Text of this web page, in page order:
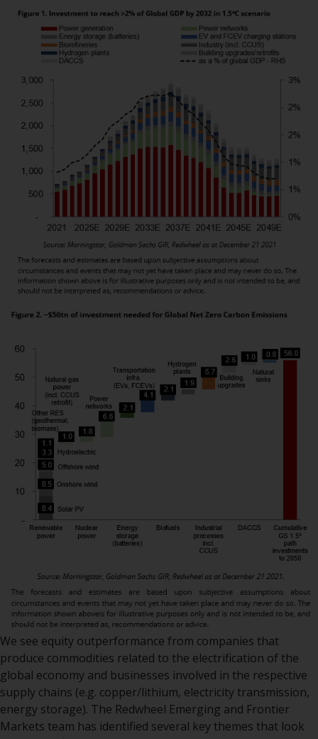
Zugang unterliegt lokalen
Beschränkungen
Obwohl Sie ein Land ausgewählt
haben, richtet sich diese Website
nicht an eine bestimmte
Gerichtsbarkeit und Sie betreten
eine globale Website. Auf dieser
Website erwähnte Produkte oder
gesetzlichen und behördlichen
Anforderungen und sind
möglicherweise nicht in allen
Gerichtsbarkeiten verfügbar. Auf
dieser Website erwähnte
werden auf der Grundlage
relevanten Gerichtsbarkeiten
gemäß den Europäischen
Richtlinien zur Koordinierung von
Gesetzen, Vorschriften und
Verwaltungsvorschriften in Bezug
auf Organismen für gemeinsame
Anlagen in Wertpapieren
(UCITS/OGAW) (Richtlinie
2009/65/EG ) und die Richtlinie
über die Verwalter alternativer
Investmentfonds (Richtlinie
2011/61/EU) sowie die
diese Regelungen in britisches
Recht umgesetzt und dann beim
Austritt des Vereinigten
Königreichs aus der Europäischen
Union ersetzt haben; es kann
jedoch zusätzliche Anforderungen
oder Formalitäten geben, die Ihre
Anlage verbieten.
Dementsprechend sind Sie
verpflichtet, sich über solche
We see equity outperformance from companies that
produce commodities related to the electrification of the
global economy and businesses involved in the respective
supply chains (e.g. copper/lithium, electricity transmission,
energy storage). The Redwheel Emerging and Frontier
Markets team has identified several key themes that look